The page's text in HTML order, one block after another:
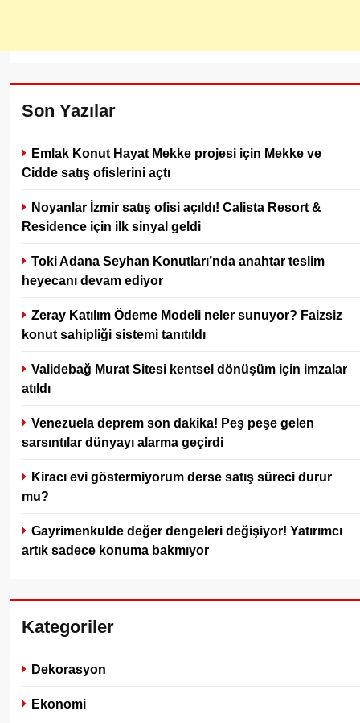
Son Yazılar
Emlak Konut Hayat Mekke projesi için Mekke ve
Cidde satış ofislerini açtı
Noyanlar İzmir satış ofisi açıldı! Calista Resort &
Residence için ilk sinyal geldi
Toki Adana Seyhan Konutları’nda anahtar teslim
heyecanı devam ediyor
Zeray Katılım Ödeme Modeli neler sunuyor? Faizsiz
konut sahipliği sistemi tanıtıldı
Validebağ Murat Sitesi kentsel dönüşüm için imzalar
atıldı
Venezuela deprem son dakika! Peş peşe gelen
sarsıntılar dünyayı alarma geçirdi
Kiracı evi göstermiyorum derse satış süreci durur
mu?
Gayrimenkulde değer dengeleri değişiyor! Yatırımcı
artık sadece konuma bakmıyor
Kategoriler
Dekorasyon
Ekonomi